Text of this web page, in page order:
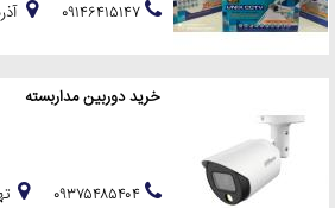
خرید دوربین مداربسته